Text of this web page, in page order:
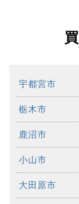
宇都宮市
栃木市
鹿沼市
小山市
大田原市